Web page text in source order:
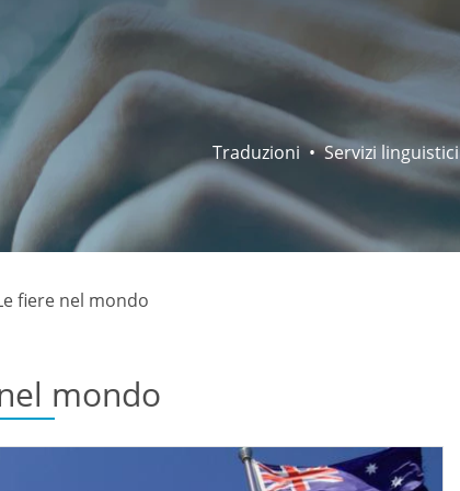
Traduzioni Servizi linguistici
fiere nel mondo
mondo